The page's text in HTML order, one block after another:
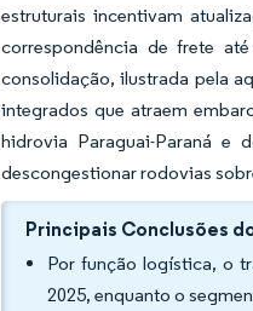
estruturais incentivam
correspondência de frete
consolidação, ilustrada pela
integrados que atraem
hidrovia Paraguai-Paraná e
descongestionar rodovias
Principais Conclusões
Por função logística, o
2025, enquanto o